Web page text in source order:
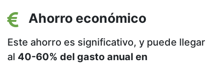
Ahorro económico
Este ahorro es significativo, y puede llegar
al 40-60% del gasto anual en